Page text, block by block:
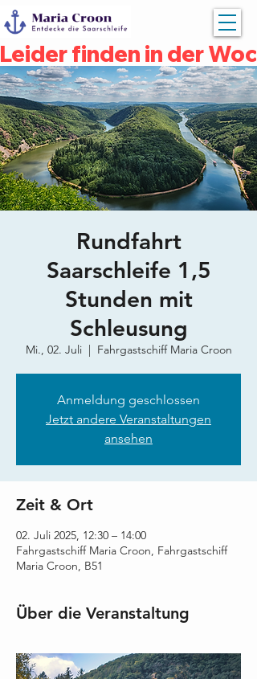
Leider finden in der
Rundfahrt
Saarschleife 1,5
Stunden mit
Schleusung
Mi., 02. Juli
  |
Fahrgastschiff Maria Croon
Anmeldung geschlossen
Jetzt andere Veranstaltungen
ansehen
Zeit & Ort
02. Juli 2025, 12:30 – 14:00
Fahrgastschiff Maria Croon, Fahrgastschiff
Maria Croon, B51
Über die Veranstaltung